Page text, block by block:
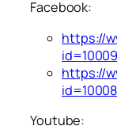
Facebook:
https://
https://
Youtube: